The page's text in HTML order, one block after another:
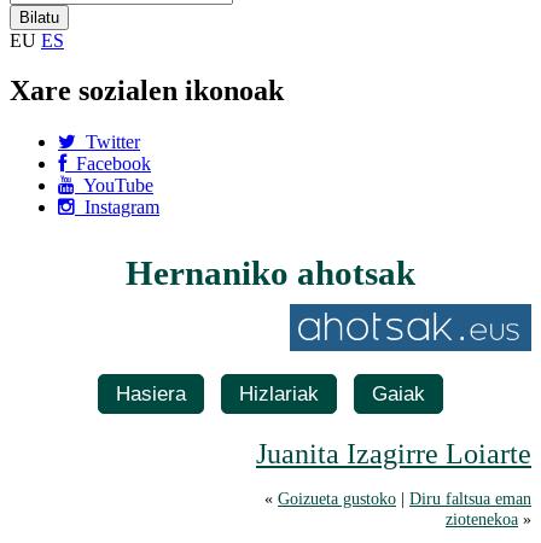
EU ES
Xare sozialen ikonoak
Twitter
Facebook
YouTube
Instagram
Hernaniko ahotsak
Hasiera Hizlariak Gaiak
Juanita Izagirre Loiarte
« Goizueta gustoko | Diru faltsua eman
ziotenekoa »